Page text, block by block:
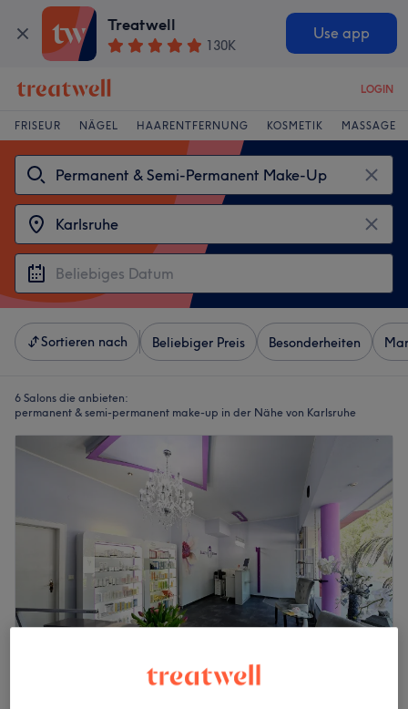
Treatwell
130K
Use app
LOGIN
FRISEUR NÄGEL HAARENTFERNUNG KOSMETIK MASSAGE
Sortieren nach Beliebiger Preis Besonderheiten
6 Salons die anbieten:
permanent & semi-permanent make-up in der Nähe von Karlsruhe